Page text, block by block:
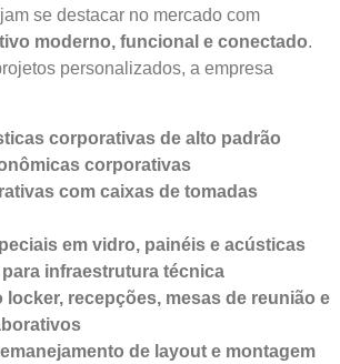
se destacar no mercado com
moderno, funcional e conectado.
personalizados, a empresa
corporativas de alto padrão
corporativas
com caixas de tomadas
em vidro, painéis e acústicas
infraestrutura técnica
locker, recepções, mesas de reunião e
de layout e montagem